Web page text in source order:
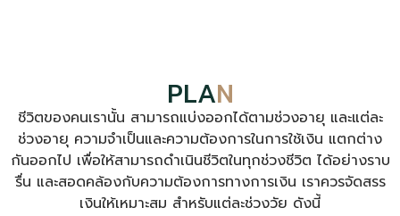
PLAN
ชีวิตของคนเรานั้น สามารถแบ่งออกได้ตามช่วงอายุ และแต่ละ
ช่วงอายุ ความจำเป็นและความต้องการในการใช้เงิน แตกต่าง
กันออกไป เพื่อให้สามารถดำเนินชีวิตในทุกช่วงชีวิต ได้อย่างราบ
รื่น และสอดคล้องกับความต้องการทางการเงิน เราควรจัดสรร
เงินให้เหมาะสม สำหรับแต่ละช่วงวัย ดังนี้